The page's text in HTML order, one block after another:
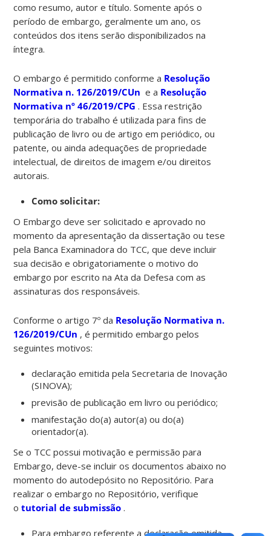
como resumo, autor e título. Somente após o
período de embargo, geralmente um ano, os
conteúdos dos itens serão disponibilizados na
íntegra.
O embargo é permitido conforme a Resolução
Normativa n. 126/2019/CUn e a Resolução
Normativa nº 46/2019/CPG . Essa restrição
temporária do trabalho é utilizada para fins de
publicação de livro ou de artigo em periódico, ou
patente, ou ainda adequações de propriedade
intelectual, de direitos de imagem e/ou direitos
autorais.
Como solicitar:
O Embargo deve ser solicitado e aprovado no
momento da apresentação da dissertação ou tese
pela Banca Examinadora do TCC, que deve incluir
sua decisão e obrigatoriamente o motivo do
embargo por escrito na Ata da Defesa com as
assinaturas dos responsáveis.
Conforme o artigo 7º da Resolução Normativa n.
126/2019/CUn , é permitido embargo pelos
seguintes motivos:
declaração emitida pela Secretaria de Inovação
(SINOVA);
previsão de publicação em livro ou periódico;
manifestação do(a) autor(a) ou do(a)
orientador(a).
Se o TCC possui motivação e permissão para
Embargo, deve-se incluir os documentos abaixo no
momento do autodepósito no Repositório. Para
realizar o embargo no Repositório, verifique
otutorial de submissão .
Para embargo referente a declaração emitida